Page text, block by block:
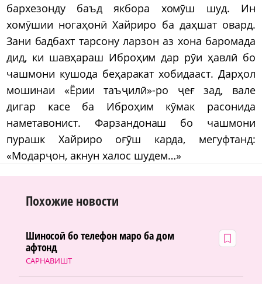
бархезонду баъд якбора хомӯш шуд. Ин
хомӯшии ногаҳонӣ Хайриро ба даҳшат овард.
Зани бадбахт тарсону ларзон аз хона баромада
дид, ки шавҳараш Иброҳим дар рӯи ҳавлӣ бо
чашмони кушода беҳаракат хобидааст. Дарҳол
мошинаи «Ёрии таъҷилӣ»-ро ҷеғ зад, вале
дигар касе ба Иброҳим кӯмак расонида
наметавонист. Фарзандонаш бо чашмони
пурашк Хайриро оғӯш карда, мегуфтанд:
«Модарҷон, акнун халос шудем…»
Похожие новости
САРНАВИШТ
Шиносоӣ бо телефон маро ба дом
афтонд